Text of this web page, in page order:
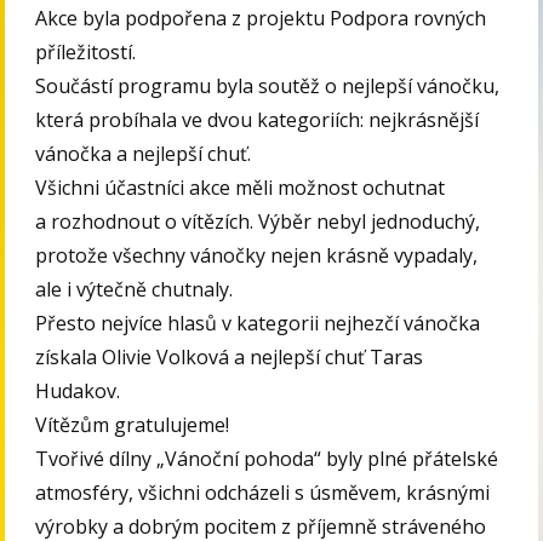
Akce byla podpořena z projektu Podpora rovných
příležitostí.
Součástí programu byla soutěž o nejlepší vánočku,
která probíhala ve dvou kategoriích: nejkrásnější
vánočka a nejlepší chuť.
Všichni účastníci akce měli možnost ochutnat
a rozhodnout o vítězích. Výběr nebyl jednoduchý,
protože všechny vánočky nejen krásně vypadaly,
ale i výtečně chutnaly.
Přesto nejvíce hlasů v kategorii nejhezčí vánočka
získala Olivie Volková a nejlepší chuť Taras
Hudakov.
Vítězům gratulujeme!
Tvořivé dílny „Vánoční pohoda“ byly plné přátelské
atmosféry, všichni odcházeli s úsměvem, krásnými
výrobky a dobrým pocitem z příjemně stráveného